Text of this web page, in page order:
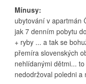
Mínusy:
ubytování v apartmán
jak 7 denním pobytu
+ ryby ... a tak se
přemíra slovenských
nehlídanými dětmi...
nedodržoval poledni a